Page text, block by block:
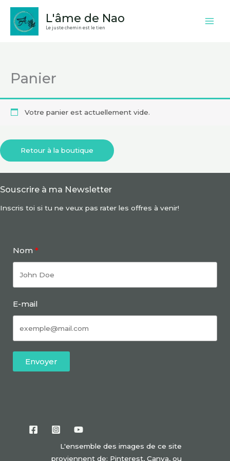
Aller
contenu
L'âme de Nao
Le juste chemin est le tien
Panier
Votre panier est actuellement vide.
Retour à la boutique
Souscrire à ma Newsletter
Inscris toi si tu ne veux pas rater les offres à venir!
Nom
E-mail
Envoyer
L'ensemble des images de ce site
proviennent de: Pinterest, Canva, ou